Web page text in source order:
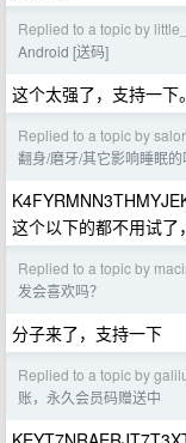
Replied to a topic by
Android [送码]
这个太强了，支持一下。
Replied to a topic by salor
翻身/磨牙/其它影响睡眠
这个以下的都不用试了
Replied to a topic by
发会喜欢吗？
分子来了，支持一下
Replied to a topic by
账，永久会员码赠送中